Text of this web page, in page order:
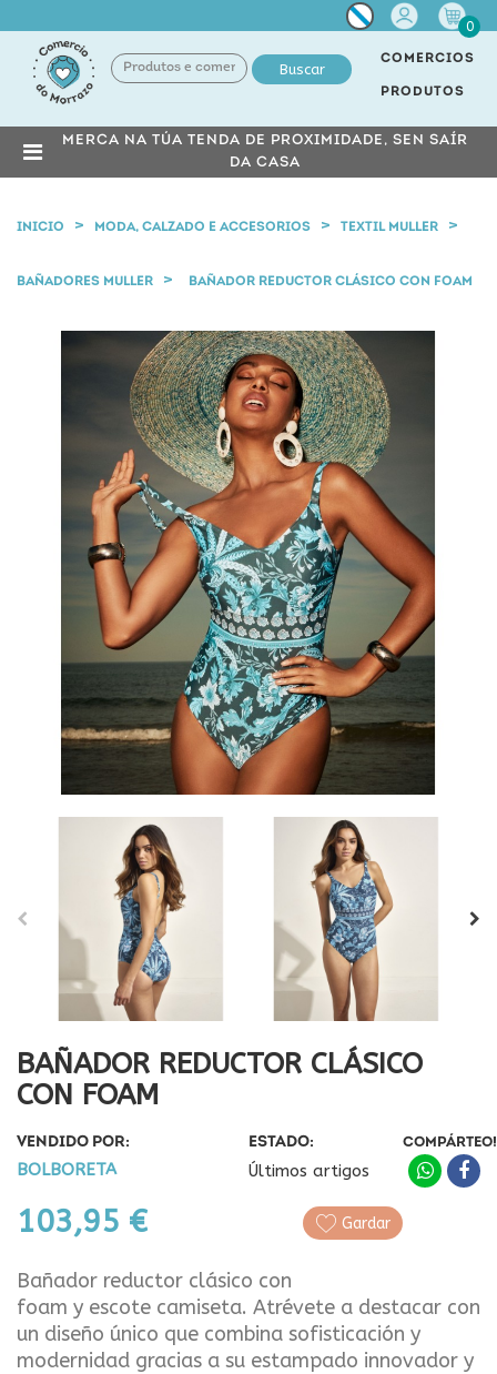
Miña
conta
0
Buscar
COMERCIOS
PRODUTOS
MERCA NA TÚA TENDA DE PROXIMIDADE, SEN SAÍR
DA CASA
INICIO MODA, CALZADO E ACCESORIOS TEXTIL MULLER
BAÑADORES MULLER BAÑADOR REDUCTOR CLÁSICO CON FOAM
BAÑADOR REDUCTOR CLÁSICO
CON FOAM
VENDIDO POR:
BOLBORETA
ESTADO:
Últimos artigos
103,95 €
COMPÁRTEO!
Gardar
Bañador reductor clásico con
foam y escote camiseta. Atrévete a destacar con
un diseño único que combina sofisticación y
modernidad gracias a su estampado innovador y